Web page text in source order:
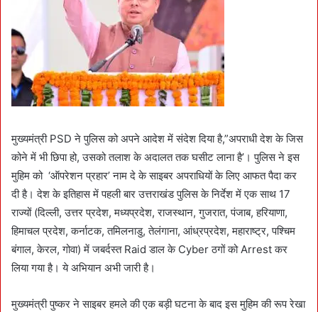
मुख्यमंत्री PSD ने पुलिस को अपने आदेश में संदेश दिया है,”अपराधी देश के जिस
कोने में भी छिपा हो, उसको तलाश के अदालत तक घसीट लाना है’। पुलिस ने इस
मुहिम को ‘ऑपरेशन प्रहार’ नाम दे के साइबर अपराधियों के लिए आफत पैदा कर
दी है। देश के इतिहास में पहली बार उत्तराखंड पुलिस के निर्देश में एक साथ 17
राज्यों (दिल्ली, उत्तर प्रदेश, मध्यप्रदेश, राजस्थान, गुजरात, पंजाब, हरियाणा,
हिमाचल प्रदेश, कर्नाटक, तमिलनाडु, तेलंगाना, आंध्रप्रदेश, महाराष्ट्र, पश्चिम
बंगाल, केरल, गोवा) में जबर्दस्त Raid डाल के Cyber ठगों को Arrest कर
लिया गया है। ये अभियान अभी जारी है।
मुख्यमंत्री पुष्कर ने साइबर हमले की एक बड़ी घटना के बाद इस मुहिम की रूप रेखा